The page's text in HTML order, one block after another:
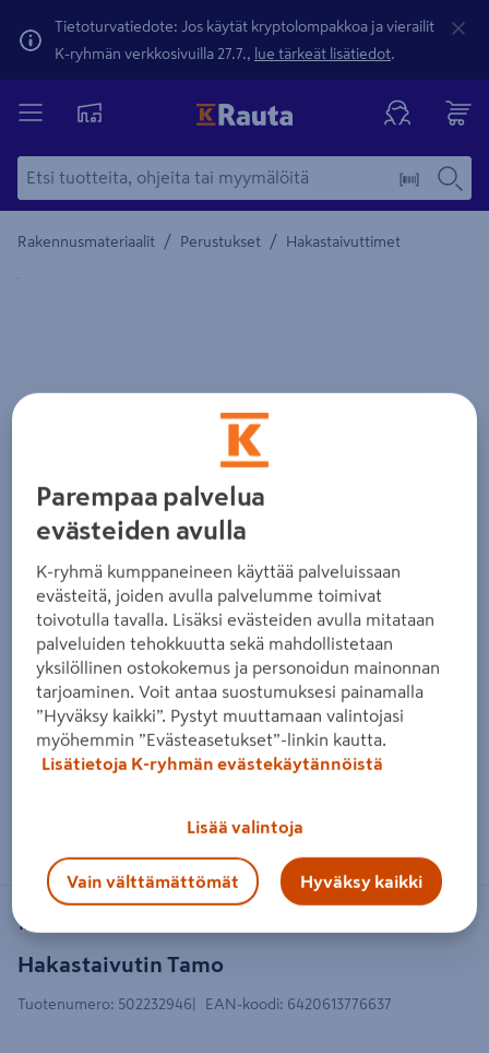
Tietoturvatiedote: Jos käytät kryptolompakkoa ja vierailit
K-ryhmän verkkosivuilla 27.7., lue tärkeät lisätiedot.
Rakennusmateriaalit / Perustukset / Hakastaivuttimet
Yksityiskohtainen kuvaus löytyy Tuotteen kuvaus -
Zoomaa kuvaa sormilla kosketusnäytöllä
Hakastaivutin Tamo
TAMO
Tuotenumero: 502232946 EAN-koodi: 6420613776637
Parempaa palvelua
evästeiden avulla
K-ryhmä kumppaneineen käyttää palveluissaan
evästeitä, joiden avulla palvelumme toimivat
toivotulla tavalla. Lisäksi evästeiden avulla mitataan
palveluiden tehokkuutta sekä mahdollistetaan
yksilöllinen ostokokemus ja personoidun mainonnan
tarjoaminen. Voit antaa suostumuksesi painamalla
”Hyväksy kaikki”. Pystyt muuttamaan valintojasi
myöhemmin ”Evästeasetukset”-linkin kautta.
Lisätietoja K-ryhmän evästekäytännöistä
Lisää valintoja
Vain välttämättömät Hyväksy kaikki